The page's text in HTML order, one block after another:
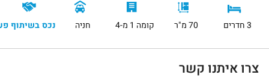
3 חדרים 70 מ"ר קומה 1 מ-4 חניה נכס בשיתוף
צרו איתנו קשר